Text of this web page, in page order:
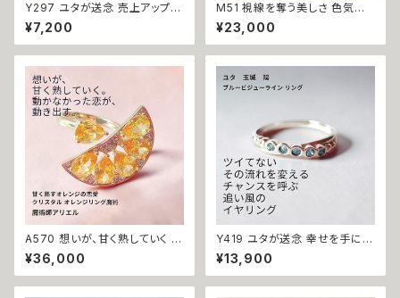
Y297 ユタが送念 売上アップ
やる気をもたらす ビジネスコン
トロール ガラスチャーム ペンダ
ントトップ 仕事運 商売運 就活
ジネス運 チャンス 成功 沖縄 魅
力 ネイチャーパワー お守り 御
守り 祈祷師 最強 強力 パワース
トーン
¥7,200
M51 視線を奪う美しさ 色気で
惑わす「胡蝶石」 木花咲耶姫（こ
のはなさくやひめ）の愛の力で愛
を制す バタフライ 蝶々 マチュラ
石 祈祷師 澪央（みお）祈祷【恋
愛運】お守り 繁栄 美しさ 縁結
然石 パワーストーン
¥23,000
A570 想いが、甘く熟していく オ
レンジの恋愛魔術で恋愛成就
スワロフスキークリスタル オレ
ンジリング 指輪 魔術師 アリエ
¥36,000
Y419 ユタが送念 幸せを手に入
れる 緊張改善 自信をもたらす
人間関係改善 仕事運アップ ブ
ルービジューライン リング 占い
¥13,900